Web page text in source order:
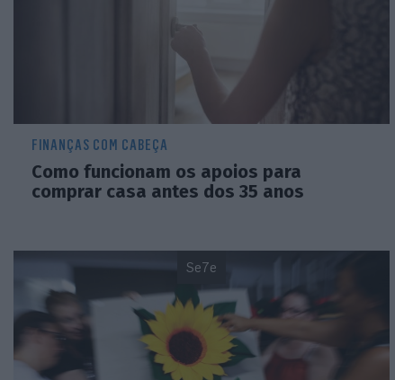
FINANÇAS COM CABEÇA
Como funcionam os apoios para
comprar casa antes dos 35 anos
Se7e